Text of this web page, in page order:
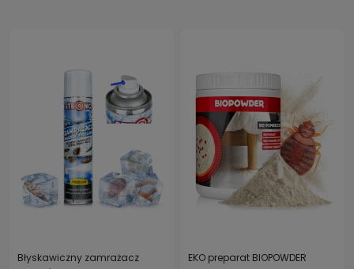
Błyskawiczny zamrażacz
EKO preparat BIOPOWDER